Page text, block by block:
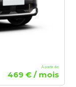
À partir de
469 € / mois